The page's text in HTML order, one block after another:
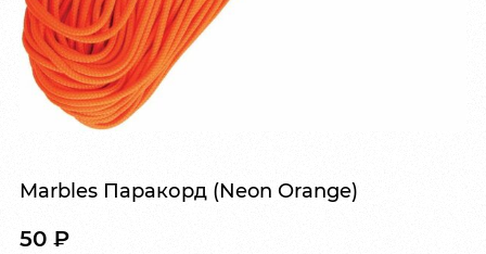
Marbles Паракорд (Neon Orange)
50 ₽